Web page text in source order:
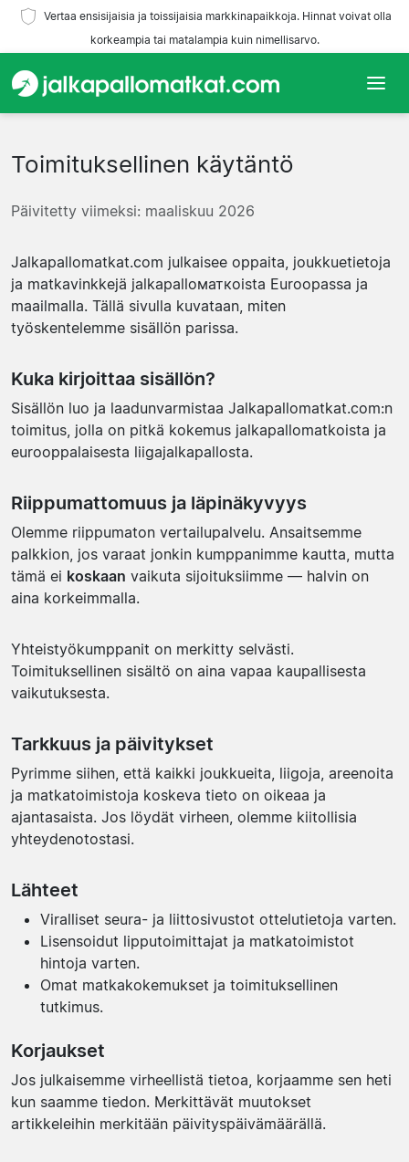
Vertaa ensisijaisia ja toissijaisia markkinapaikkoja. Hinnat voivat olla
korkeampia tai matalampia kuin nimellisarvo.
Joukkueet
Liigat
Matkatoimistoja
Toimituksellinen käytäntö
Päivitetty viimeksi: maaliskuu 2026
Jalkapallomatkat.com julkaisee oppaita, joukkuetietoja
ja matkavinkkejä jalkapalloматкоista Euroopassa ja
maailmalla. Tällä sivulla kuvataan, miten
työskentelemme sisällön parissa.
Kuka kirjoittaa sisällön?
Sisällön luo ja laadunvarmistaa Jalkapallomatkat.com:n
toimitus, jolla on pitkä kokemus jalkapallomatkoista ja
eurooppalaisesta liigajalkapallosta.
Riippumattomuus ja läpinäkyvyys
Olemme riippumaton vertailupalvelu. Ansaitsemme
palkkion, jos varaat jonkin kumppanimme kautta, mutta
tämä ei koskaan vaikuta sijoituksiimme — halvin on
aina korkeimmalla.
Yhteistyökumppanit on merkitty selvästi.
Toimituksellinen sisältö on aina vapaa kaupallisesta
vaikutuksesta.
Tarkkuus ja päivitykset
Pyrimme siihen, että kaikki joukkueita, liigoja, areenoita
ja matkatoimistoja koskeva tieto on oikeaa ja
ajantasaista. Jos löydät virheen, olemme kiitollisia
yhteydenotostasi.
Lähteet
Viralliset seura- ja liittosivustot ottelutietoja varten.
Lisensoidut lipputoimittajat ja matkatoimistot
hintoja varten.
Omat matkakokemukset ja toimituksellinen
tutkimus.
Korjaukset
Jos julkaisemme virheellistä tietoa, korjaamme sen heti
kun saamme tiedon. Merkittävät muutokset
artikkeleihin merkitään päivityspäivämäärällä.